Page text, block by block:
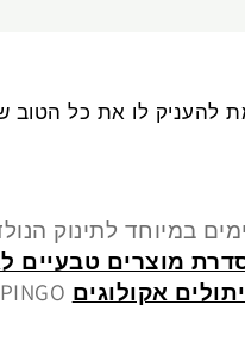
לו את כל הטוב
לתינוק
מוצרים טבעיים
אקולוגים PINGO